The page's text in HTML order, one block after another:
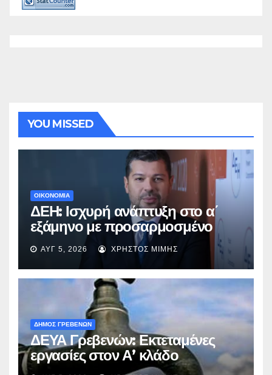
YOU MISSED
ΟΙΚΟΝΟΜΙΑ
ΔΕΗ: Ισχυρή ανάπτυξη στο α΄
εξάμηνο με προσαρμοσμένο
EBITDA στα €1,2 δισ.
ΑΥΓ 5, 2026 ΧΡΉΣΤΟΣ ΜΊΜΗΣ
ΔΗΜΟΣ ΓΡΕΒΕΝΩΝ
ΔΕΥΑ Γρεβενών: Εκτεταμένες
εργασίες στον Α’ κλάδο
ύδρευσης – Ποιες περιοχές